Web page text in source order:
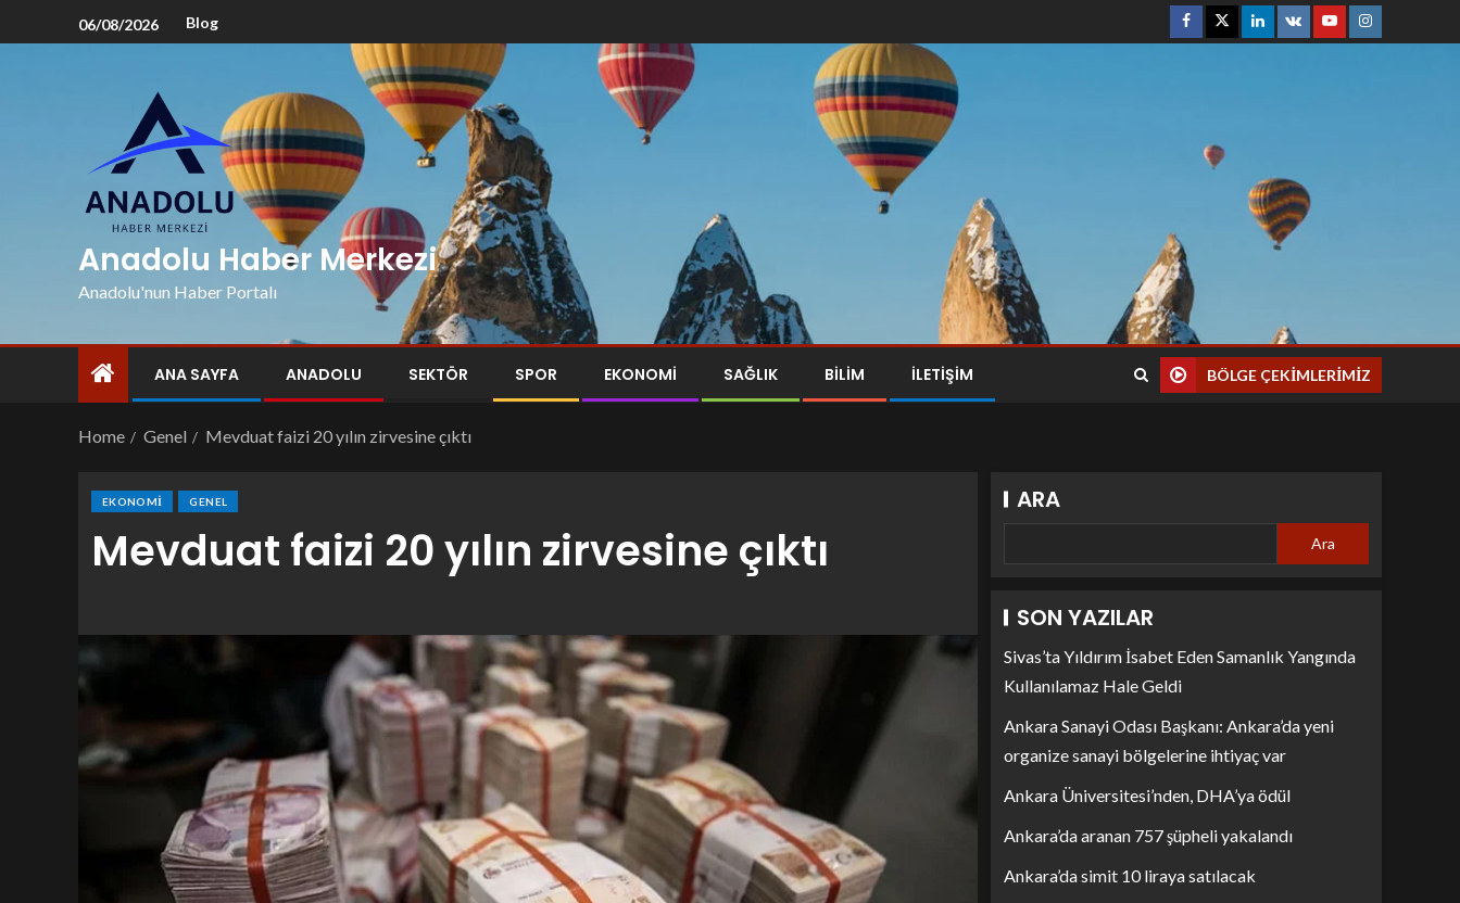
06/08/2026 Blog
Anadolu Haber Merkezi
Anadolu'nun Haber Portalı
ANA SAYFA ANADOLU SEKTÖR SPOR EKONOMI SAĞLIK BILIM İLETİŞİM BÖLGE ÇEKIMLERIMIZ
Home Genel Mevduat faizi 20 yılın zirvesine çıktı
EKONOMI GENEL
Mevduat faizi 20 yılın zirvesine çıktı
ARA
Ara
SON YAZILAR
Sivas’ta Yıldırım İsabet Eden Samanlık Yangında
Kullanılamaz Hale Geldi
Ankara Sanayi Odası Başkanı: Ankara’da yeni
organize sanayi bölgelerine ihtiyaç var
Ankara Üniversitesi’nden, DHA’ya ödül
Ankara’da aranan 757 şüpheli yakalandı
Ankara’da simit 10 liraya satılacak